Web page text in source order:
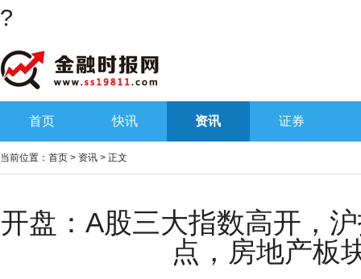
?
首页 快讯 资讯 证券
当前位置： 首页 > 资讯 > 正文
开盘：A股三大指数高开，
点，房地产板